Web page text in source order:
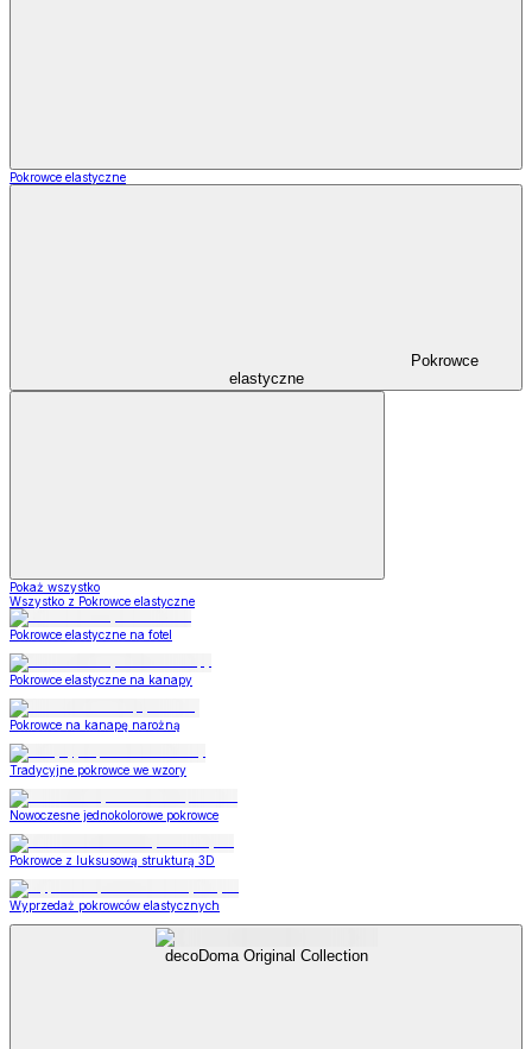
Pokrowce elastyczne
Pokrowce
elastyczne
Pokaż wszystko
Wszystko z Pokrowce elastyczne
Pokrowce elastyczne na fotel
Pokrowce elastyczne na kanapy
Pokrowce na kanapę narożną
Tradycyjne pokrowce we wzory
Nowoczesne jednokolorowe pokrowce
Pokrowce z luksusową strukturą 3D
Wyprzedaż pokrowców elastycznych
decoDoma Original Collection